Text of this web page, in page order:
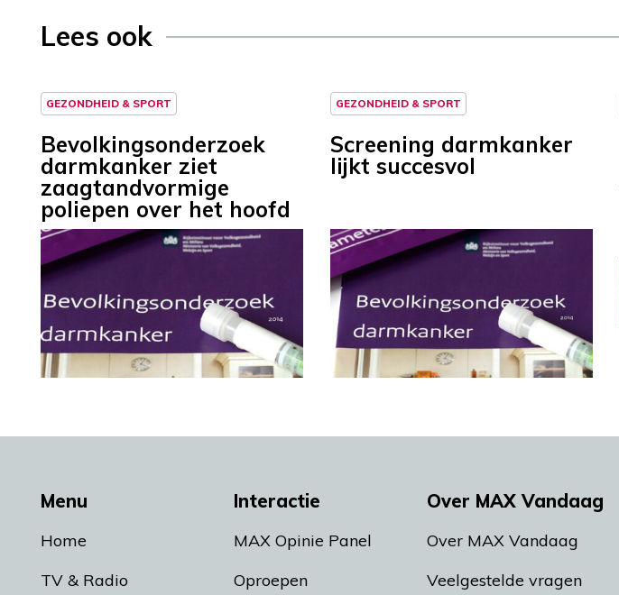
Lees ook
GEZONDHEID & SPORT
Bevolkingsonderzoek
darmkanker ziet
zaagtandvormige
poliepen over het hoofd
GEZONDHEID & SPORT
Screening darmkanker
lijkt succesvol
Menu
Home
TV & Radio
Interactie
MAX Opinie Panel
Oproepen
Over MAX Vandaag
Over MAX Vandaag
Veelgestelde vragen